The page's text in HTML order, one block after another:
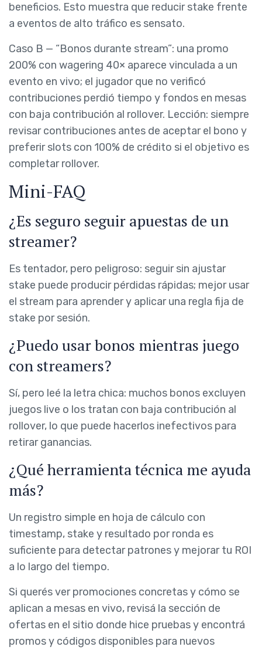
beneficios. Esto muestra que reducir stake frente
a eventos de alto tráfico es sensato.
Caso B — “Bonos durante stream”: una promo
200% con wagering 40× aparece vinculada a un
evento en vivo; el jugador que no verificó
contribuciones perdió tiempo y fondos en mesas
con baja contribución al rollover. Lección: siempre
revisar contribuciones antes de aceptar el bono y
preferir slots con 100% de crédito si el objetivo es
completar rollover.
Mini-FAQ
¿Es seguro seguir apuestas de un
streamer?
Es tentador, pero peligroso: seguir sin ajustar
stake puede producir pérdidas rápidas; mejor usar
el stream para aprender y aplicar una regla fija de
stake por sesión.
¿Puedo usar bonos mientras juego
con streamers?
Sí, pero leé la letra chica: muchos bonos excluyen
juegos live o los tratan con baja contribución al
rollover, lo que puede hacerlos inefectivos para
retirar ganancias.
¿Qué herramienta técnica me ayuda
más?
Un registro simple en hoja de cálculo con
timestamp, stake y resultado por ronda es
suficiente para detectar patrones y mejorar tu ROI
a lo largo del tiempo.
Si querés ver promociones concretas y cómo se
aplican a mesas en vivo, revisá la sección de
ofertas en el sitio donde hice pruebas y encontrá
promos y códigos disponibles para nuevos